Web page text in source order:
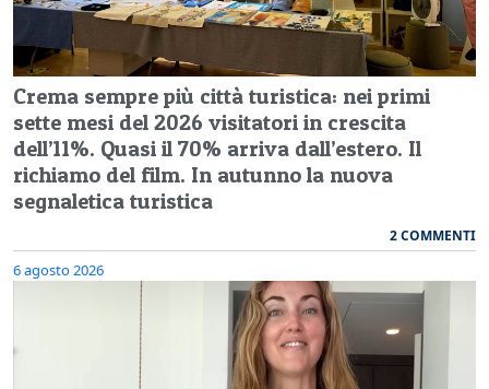
Crema sempre più città turistica: nei primi
sette mesi del 2026 visitatori in crescita
dell’11%. Quasi il 70% arriva dall’estero. Il
richiamo del film. In autunno la nuova
segnaletica turistica
2 COMMENTI
6 agosto 2026